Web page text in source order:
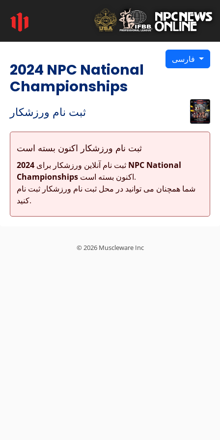
2024 NPC National
Championships
ثبت نام ورزشکار
ثبت نام ورزشکار اکنون بسته است
ثبت نام آنلاین ورزشکار برای2024 NPC National
Championships
اکنون بسته است.
شما همچنان می توانید در محل ثبت نام ورزشکار ثبت نام
کنید.
© 2026 Muscleware Inc